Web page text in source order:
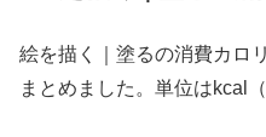
絵を描く｜塗るの消費カロ
まとめました。単位はkcal